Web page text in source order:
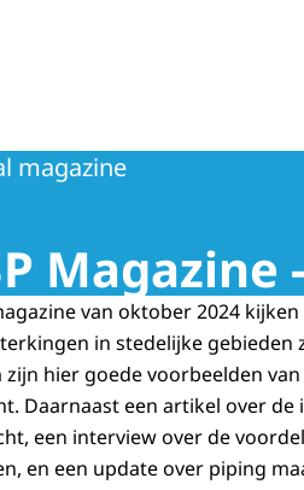
magazine
Magazine
van oktober 2024
in stedelijke gebieden
zijn hier goede voorbeelden
Daarnaast een artikel over
een interview over de
en een update over piping